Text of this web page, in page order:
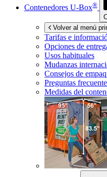
Contenedores U-Box®
Volver al menú
Tarifas e
Opciones de
Usos habituales
Mudanzas
Consejos de
Preguntas
Medidas del